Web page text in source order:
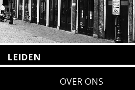
LEIDEN
OVER ONS